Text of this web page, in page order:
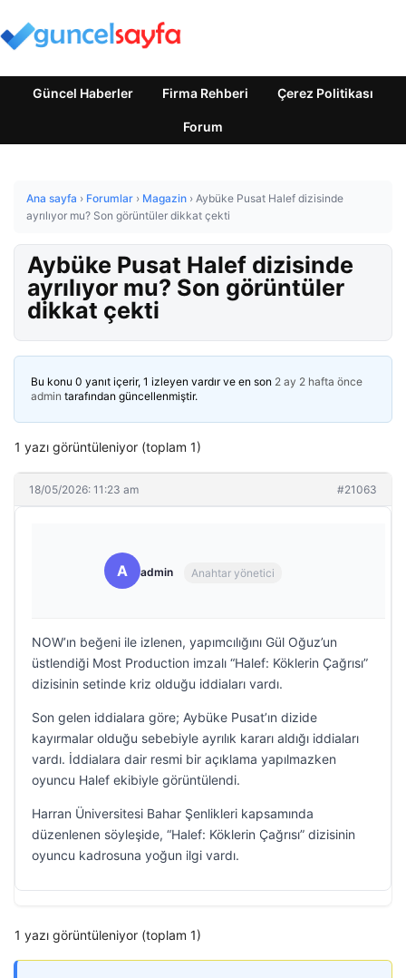
Güncel Haberler Firma Rehberi Çerez Politikası
Forum
Ana sayfa › Forumlar › Magazin › Aybüke Pusat Halef dizisinde
ayrılıyor mu? Son görüntüler dikkat çekti
Aybüke Pusat Halef dizisinde
ayrılıyor mu? Son görüntüler
dikkat çekti
Bu konu 0 yanıt içerir, 1 izleyen vardır ve en son 2 ay 2 hafta önce
admin tarafından güncellenmiştir.
1 yazı görüntüleniyor (toplam 1)
18/05/2026: 11:23 am #21063
A admin Anahtar yönetici
NOW’ın beğeni ile izlenen, yapımcılığını Gül Oğuz’un
üstlendiği Most Production imzalı “Halef: Köklerin Çağrısı”
dizisinin setinde kriz olduğu iddiaları vardı.
Son gelen iddialara göre; Aybüke Pusat’ın dizide
kayırmalar olduğu sebebiyle ayrılık kararı aldığı iddiaları
vardı. İddialara dair resmi bir açıklama yapılmazken
oyuncu Halef ekibiyle görüntülendi.
Harran Üniversitesi Bahar Şenlikleri kapsamında
düzenlenen söyleşide, “Halef: Köklerin Çağrısı” dizisinin
oyuncu kadrosuna yoğun ilgi vardı.
1 yazı görüntüleniyor (toplam 1)